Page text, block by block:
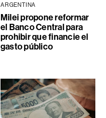
ARGENTINA
Milei propone reformar
el Banco Central para
prohibir que financie el
gasto público